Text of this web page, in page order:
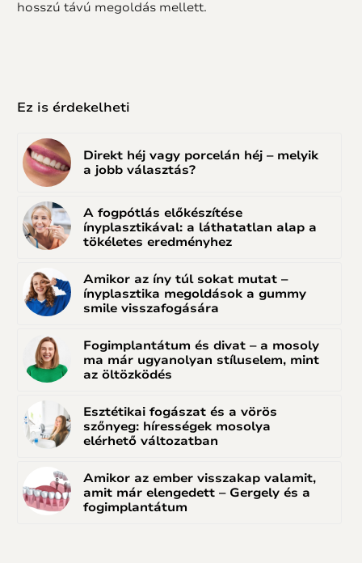
hosszú távú megoldás mellett.
Ez is érdekelheti
Direkt héj vagy porcelán héj – melyik
a jobb választás?
A fogpótlás előkészítése
ínyplasztikával: a láthatatlan alap a
tökéletes eredményhez
Amikor az íny túl sokat mutat –
ínyplasztika megoldások a gummy
smile visszafogására
Fogimplantátum és divat – a mosoly
ma már ugyanolyan stíluselem, mint
az öltözködés
Esztétikai fogászat és a vörös
szőnyeg: hírességek mosolya
elérhető változatban
Amikor az ember visszakap valamit,
amit már elengedett – Gergely és a
fogimplantátum